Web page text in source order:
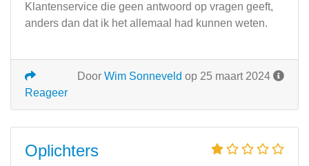
Klantenservice die geen antwoord op vragen geeft,
anders dan dat ik het allemaal had kunnen weten.
Door Wim Sonneveld op 25 maart 2024
Reageer
Oplichters